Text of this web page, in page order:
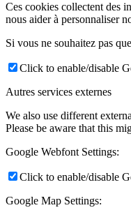
Ces cookies collectent des
nous aider à personnaliser
Si vous ne souhaitez pas
Click to enable/disable
Autres services externes
We also use different
Please be aware that this
Google Webfont Settings:
Click to enable/disable
Google Map Settings: